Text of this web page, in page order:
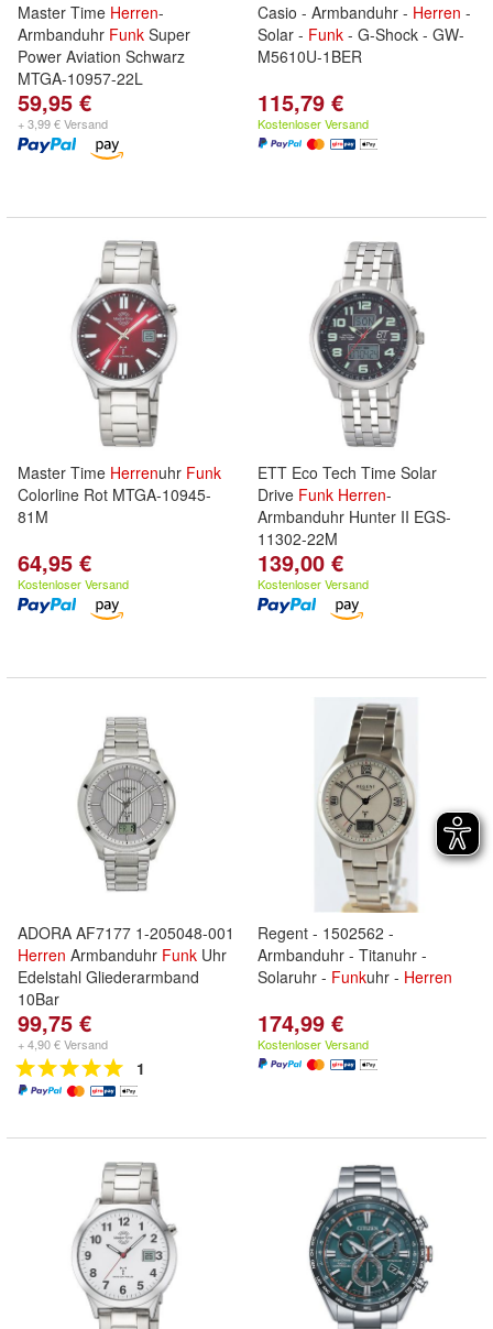
Master Time Herren-
Armbanduhr Funk Super
Power Aviation Schwarz
MTGA-10957-22L
59,95 €
+ 3,99 € Versand
Casio - Armbanduhr - Herren -
Solar - Funk - G-Shock - GW-
M5610U-1BER
115,79 €
Kostenloser Versand
Master Time Herrenuhr Funk
Colorline Rot MTGA-10945-
81M
64,95 €
Kostenloser Versand
ETT Eco Tech Time Solar
Drive Funk Herren-
Armbanduhr Hunter II EGS-
11302-22M
139,00 €
Kostenloser Versand
ADORA AF7177 1-205048-001
Herren Armbanduhr Funk Uhr
Edelstahl Gliederarmband
10Bar
99,75 €
+ 4,90 € Versand
1
Regent - 1502562 -
Armbanduhr - Titanuhr -
Solaruhr - Funkuhr - Herren
174,99 €
Kostenloser Versand